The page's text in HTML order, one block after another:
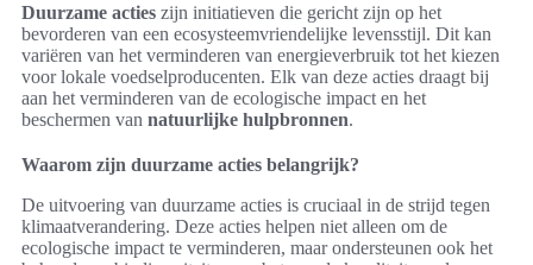
Duurzame acties zijn initiatieven die gericht zijn op het
bevorderen van een ecosysteemvriendelijke levensstijl. Dit kan
variëren van het verminderen van energieverbruik tot het kiezen
voor lokale voedselproducenten. Elk van deze acties draagt bij
aan het verminderen van de ecologische impact en het
beschermen van natuurlijke hulpbronnen.
Waarom zijn duurzame acties belangrijk?
De uitvoering van duurzame acties is cruciaal in de strijd tegen
klimaatverandering. Deze acties helpen niet alleen om de
ecologische impact te verminderen, maar ondersteunen ook het